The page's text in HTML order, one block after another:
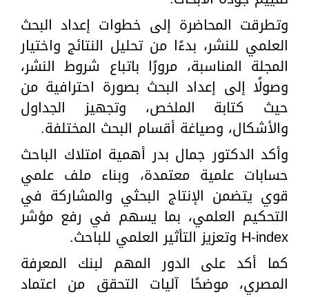
وتطرقت المحاضرة إلى خطوات إعداد البحث
العلمي للنشر، بدءًا من تحليل النتائج واختيار
المجلة المناسبة، مرورًا باتباع شروط النشر،
وصولًا إلى إعداد البحث بصورة احترافية من
حيث كتابة الملخص، وتجهيز الجداول
والأشكال، وصياغة أقسام البحث المختلفة.
وأكد الدكتور جمال بدر أهمية امتلاك الباحث
حسابات علمية معتمدة، وبناء ملف علمي
قوي يتضمن الإنتاج البحثي والمشاركة في
التحكيم العلمي، بما يسهم في رفع مؤشر
H-index وتعزيز التأثير العلمي للباحث.
كما أكد على الدور المهم لبنك المعرفة
المصري، موضحًا آليات التحقق من اعتماد